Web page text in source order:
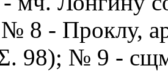
8 - Проклу,
98); № 9 -